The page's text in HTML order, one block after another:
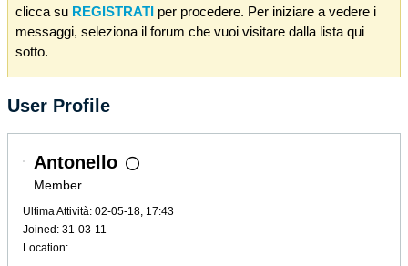
clicca su REGISTRATI per procedere. Per iniziare a vedere i
messaggi, seleziona il forum che vuoi visitare dalla lista qui
sotto.
User Profile
Antonello
Member
Ultima Attività: 02-05-18, 17:43
Joined: 31-03-11
Location: